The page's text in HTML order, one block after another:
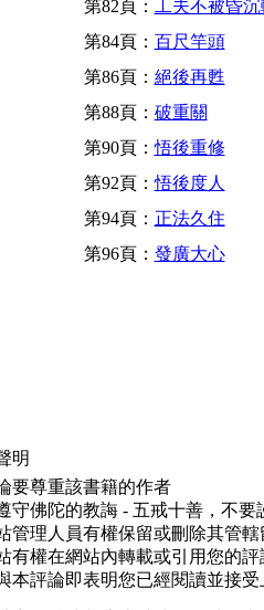
第82頁： 工夫不被昏沉
第84頁： 百尺竿頭
第86頁： 絕後再甦
第88頁： 破重關
第90頁：悟後重修
第92頁：悟後度人
第94頁： 正法久住
第96頁： 發廣大心
明
要尊重該書籍的作者
守佛陀的教誨 - 五戒十善，不要
管理人員有權保留或刪除其管
有權在網站內轉載或引用您的評
本評論即表明您已經閱讀並接受